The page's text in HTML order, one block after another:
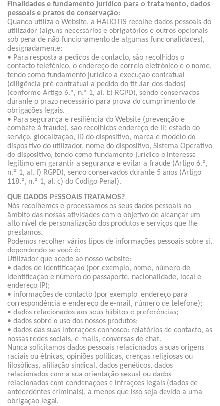
Finalidades e fundamento jurídico para o tratamento, dados
pessoais e prazos de conservação:
Quando utiliza o Website, a HALIOTIS recolhe dados pessoais do
utilizador (alguns necessários e obrigatórios e outros opcionais
sob pena de não funcionamento de algumas funcionalidades),
designadamente:
• Para resposta a pedidos de contacto, são recolhidos o
contacto telefónico, o endereço de correio eletrónico e o nome,
tendo como fundamento jurídico a execução contratual
(diligência pré-contratual a pedido do titular dos dados)
(conforme Artigo 6.º, n.º 1, al. b) RGPD), sendo conservados
durante o prazo necessário para prova do cumprimento de
obrigações legais.
• Para segurança e resiliência do Website (prevenção e
combate à fraude), são recolhidos endereço de IP, estado do
serviço, glocalização, ID do dispositivo, marca e modelo do
dispositivo do utilizador, nome do dispositivo, Sistema Operativo
do dispositivo, tendo como fundamento jurídico o interesse
legítimo em garantir a segurança e evitar a fraude (Artigo 6.º,
n.º 1, al. f) RGPD), sendo conservados durante 5 anos (Artigo
118.º, n.º 1, al. c) do Código Penal).
QUE DADOS PESSOAIS TRATAMOS?
Nós recolhemos e processamos os seus dados pessoais no
âmbito das nossas atividades com o objetivo de alcançar um
alto nível de personalização dos produtos e serviços que lhe
prestamos.
Podemos recolher vários tipos de informações pessoais sobre si,
dependendo se você é:
Utilizador que acede ao nosso website:
• dados de identificação (por exemplo, nome, número de
identificação e número do passaporte, nacionalidade, local e
endereço IP);
• informações de contacto (por exemplo, endereço para
correspondência e endereço de e-mail, número de telefone);
• dados relacionados aos seus hábitos e preferências;
• dados sobre o uso dos nossos produtos;
• dados das suas interações connosco: relatórios de contacto, as
nossas redes sociais, e-mails, conversas de chat.
Nunca solicitamos dados pessoais relacionados a suas origens
raciais ou étnicas, opiniões políticas, crenças religiosas ou
filosóficas, afiliação sindical, dados genéticos, dados
relacionados com a sua orientação sexual ou dados
relacionados com condenações e infrações legais (dados de
antecedentes criminais), a menos que isso seja devido a uma
obrigação legal.